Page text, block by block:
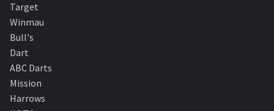
Target
Winmau
Bull's
Dart
ABC Darts
Mission
Harrows